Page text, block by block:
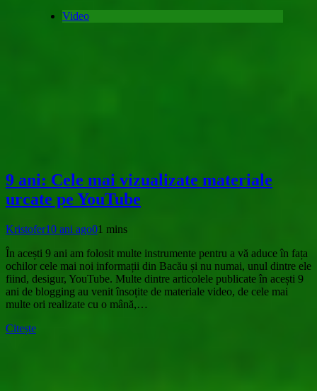
Video
9 ani: Cele mai vizualizate materiale
urcate pe YouTube
Kristofer10 ani ago01 mins
În acești 9 ani am folosit multe instrumente pentru a vă aduce în fața
ochilor cele mai noi informații din Bacău și nu numai, unul dintre ele
fiind, desigur, YouTube. Multe dintre articolele publicate în acești 9
ani de blogging au venit însoțite de materiale video, de cele mai
multe ori realizate cu o mână,…
Citește